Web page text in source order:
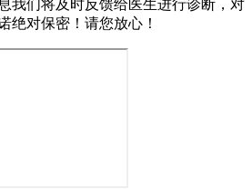
我们将及时反馈给医生进行诊断，对
绝对保密！请您放心！